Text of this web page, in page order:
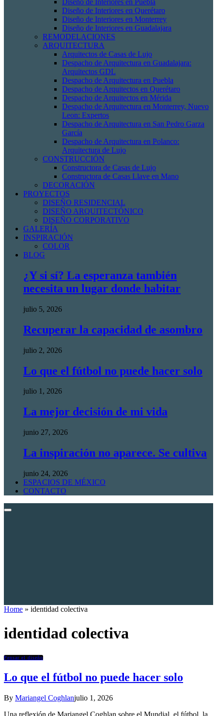
Diseño de Interiores en Puebla
Diseño de Interiores en Querétaro
Diseño de Interiores en Monterrey
Diseño de Interiores en Guadalajara
REMODELACIONES
ARQUITECTURA
Arquitectos de Casas de Lujo
Despacho de Arquitectura en Guadalajara:
Arquitectos GDL
Despacho de Arquitectura en Puebla
Despacho de Arquitectos en Querétaro
Despacho de Arquitectos en Mérida
Despacho de Arquitectura en Monterrey, Nuevo
Leon: Expertos
Despacho de Arquitectura en San Pedro Garza
García
Despacho de Arquitectura en Polanco:
Arquitectura de Lujo
CONSTRUCCIÓN
Constructora de Casas de Lujo
Constructora de Casas Llave en Mano
DECORACIÓN
PROYECTOS
DISEÑO RESIDENCIAL
DISEÑO ARQUITECTÓNICO
DISEÑO CORPORATIVO
GALERÍA
INSPIRACIÓN
COLOR
BLOG
¿Y si sí? La esperanza también
necesita un lugar donde habitar
julio 5, 2026
Recuperar la capacidad de asombro
julio 2, 2026
Lo que el fútbol no puede hacer solo
julio 1, 2026
La mejor decisión de mi vida
junio 27, 2026
La inspiración no aparece. Se cultiva
junio 24, 2026
ESPACIOS DE MÉXICO
CONTACTO
Home » identidad colectiva
identidad colectiva
Pensar el diseño
Lo que el fútbol no puede hacer solo
By Mariangel Coghlanjulio 1, 2026
Una reflexión de Mariangel Coghlan sobre el Mundial, el fútbol, la